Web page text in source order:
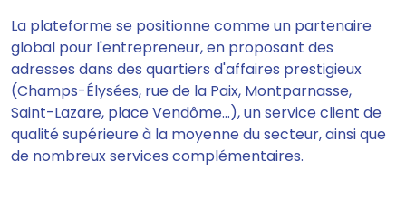
La plateforme se positionne comme un partenaire
global pour l'entrepreneur, en proposant des
adresses dans des quartiers d'affaires prestigieux
(Champs-Élysées, rue de la Paix, Montparnasse,
Saint-Lazare, place Vendôme…), un service client de
qualité supérieure à la moyenne du secteur, ainsi que
de nombreux services complémentaires.